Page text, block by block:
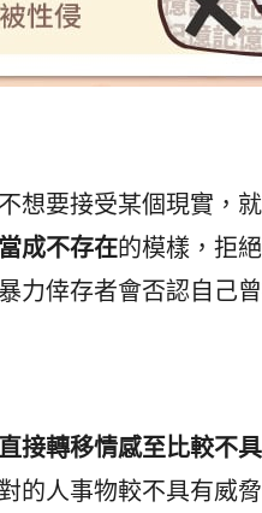
想要接受某個現實，
成不存在的模樣，拒
力倖存者會否認自己
接轉移情感至比較不
的人事物較不具有威